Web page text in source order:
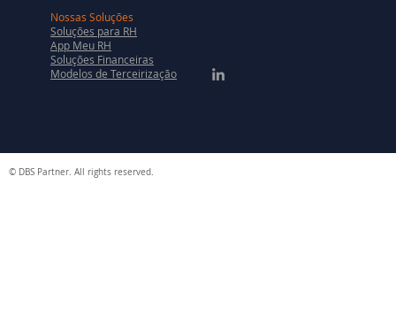
Nossas Soluções
Soluções para RH
App Meu RH
Soluções Financeiras
Modelos de Terceirização
© DBS Partner. All rights reserved.